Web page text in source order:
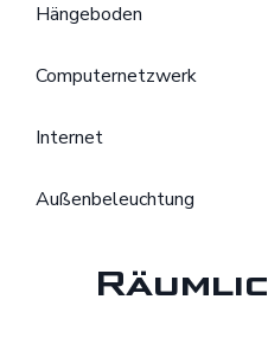
Hängeboden
Computernetzwerk
Internet
Außenbeleuchtung